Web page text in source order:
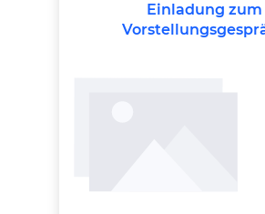
Einladung zum